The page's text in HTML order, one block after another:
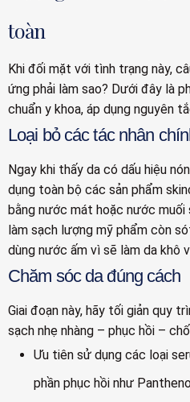
toàn
Khi đối mặt với tình trạng này,
ứng phải làm sao? Dưới đây là
chuẩn y khoa, áp dụng nguyên
Loại bỏ các tác nhân
Ngay khi thấy da có dấu hiệu
dụng toàn bộ các sản phẩm
bằng nước mát hoặc nước muối
làm sạch lượng mỹ phẩm còn
dùng nước ấm vì sẽ làm da khô
Chăm sóc da đúng cách
Giai đoạn này, hãy tối giản quy
sạch nhẹ nhàng – phục hồi –
Ưu tiên sử dụng các loại
phần phục hồi như